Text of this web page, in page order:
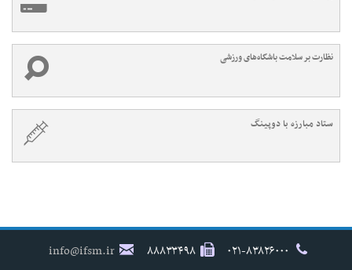
نظارت بر سلامت باشگاه‌های ورزشی
ستاد مبارزه با دوپینگ
۸۸۸۳۳۴۹۸ info@ifsm.ir